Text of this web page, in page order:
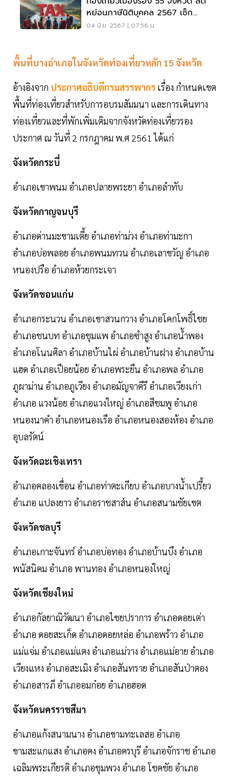
หย่อนภาษีนิติบุคคล 2567 เช็ก
เงื่อนไข
04 มิ.ย. 2567 | 07:56 น.
พื้นที่บางอำเภอในจังหวัดท่องเที่ยวหลัก 15 จังหวัด
อ้างอิงจาก ประกาศอธิบดีกรมสรรพากร เรื่อง กำหนดเขต
พื้นที่ท่องเที่ยวสำหรับการอบรมสัมมนา และการเดินทาง
ท่องเที่ยวและที่พักเพิ่มเติมจากจังหวัดท่องเที่ยวรอง
ประกาศ ณ วันที่ 2 กรกฎาคม พ.ศ 2561 ได้แก่
จังหวัดกระบี่
อำเภอเขาพนม อำเภอปลายพระยา อำเภอลำทับ
จังหวัดกาญจนบุรี
อำเภอด่านมะขามเตี้ย อำเภอท่าม่วง อำเภอท่ามะกา
อำเภอบ่อพลอย อำเภอพนมทวน อำเภอเลาขวัญ อำเภอ
หนองปรือ อำเภอห้วยกระเจา
จังหวัดขอนแก่น
อำเภอกระนวน อำเภอเขาสวนกวาง อำเภอโคกโพธิ์ไชย
อำเภอชนบท อำเภอชุมแพ อำเภอซำสูง อำเภอน้ำพอง
อำเภอโนนศิลา อำเภอบ้านไผ่ อำเภอบ้านฝาง อำเภอบ้าน
แฮด อำเภอเปือยน้อย อำเภอพระยืน อำเภอพล อำเภอ
ภูผาม่าน อำเภอภูเวียง อำเภอมัญจาคีรี อำเภอเวียงเก่า
อำเภอ แวงน้อย อำเภอแวงใหญ่ อำเภอสีชมพู อำเภอ
หนองนาคำ อำเภอหนองเรือ อำเภอหนองสองห้อง อำเภอ
อุบลรัตน์
จังหวัดฉะเชิงเทรา
อำเภอคลองเขื่อน อำเภอท่าตะเกียบ อำเภอบางน้ำเปรี้ยว
อำเภอ แปลงยาว อำเภอราชสาส์น อำเภอสนามชัยเขต
จังหวัดชลบุรี
อำเภอเกาะจันทร์ อำเภอบ่อทอง อำเภอบ้านบึง อำเภอ
พนัสนิคม อำเภอ พานทอง อำเภอหนองใหญ่
จังหวัดเชียงใหม่
อำเภอกัลยาณิวัฒนา อำเภอไชยปราการ อำเภอดอยเต่า
อำเภอ ดอยสะเก็ด อำเภอดอยหล่อ อำเภอพร้าว อำเภอ
แม่แจ่ม อำเภอแม่แตง อำเภอแม่วาง อำเภอแม่อาย อำเภอ
เวียงแหง อำเภอสะเมิง อำเภอสันทราย อำเภอสันป่าตอง
อำเภอสารภี อำเภออมก๋อย อำเภอฮอด
จังหวัดนครราชสีมา
อำเภอแก้งสนามนาง อำเภอขามทะเลสอ อำเภอ
ขามสะแกแสง อำเภอคง อำเภอครบุรี อำเภอจักราช อำเภอ
เฉลิมพระเกียรติ อำเภอชุมพวง อำเภอ โชคชัย อำเภอ